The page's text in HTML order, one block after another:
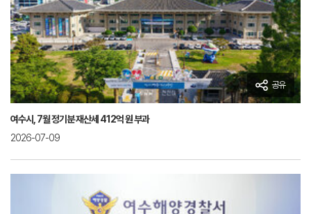
공유
여수시, 7월 정기분 재산세 412억 원 부과
2026-07-09